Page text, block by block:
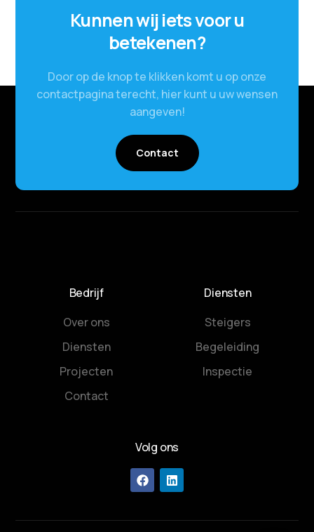
Kunnen wij iets voor u
betekenen?
Door op de knop te klikken komt u op onze
contactpagina terecht, hier kunt u uw wensen
aangeven!
Contact
Bedrijf
Over ons
Diensten
Projecten
Contact
Diensten
Steigers
Begeleiding
Inspectie
Volg ons